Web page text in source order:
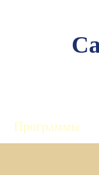
Программы